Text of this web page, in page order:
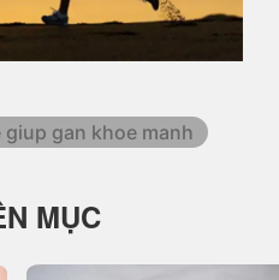
giup gan khoe manh
MỤC